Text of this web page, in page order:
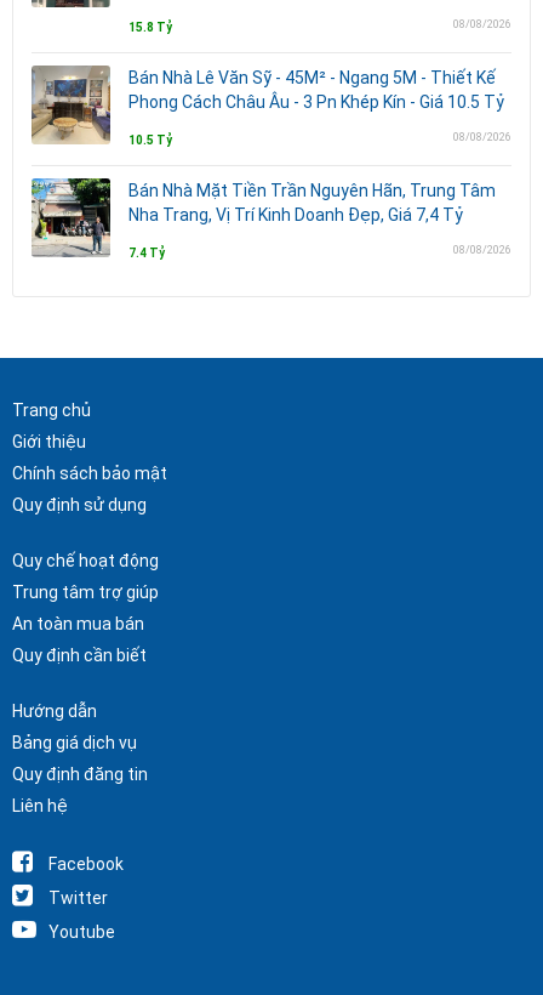
15.8 Tỷ 08/08/2026
Bán Nhà Lê Văn Sỹ - 45M² - Ngang 5M - Thiết Kế
Phong Cách Châu Âu - 3 Pn Khép Kín - Giá 10.5 Tỷ
10.5 Tỷ 08/08/2026
Bán Nhà Mặt Tiền Trần Nguyên Hãn, Trung Tâm
Nha Trang, Vị Trí Kinh Doanh Đẹp, Giá 7,4 Tỷ
7.4 Tỷ 08/08/2026
Trang chủ
Giới thiệu
Chính sách bảo mật
Quy định sử dụng
Quy chế hoạt động
Trung tâm trợ giúp
An toàn mua bán
Quy định cần biết
Hướng dẫn
Bảng giá dịch vụ
Quy định đăng tin
Liên hệ
Facebook
Twitter
Youtube